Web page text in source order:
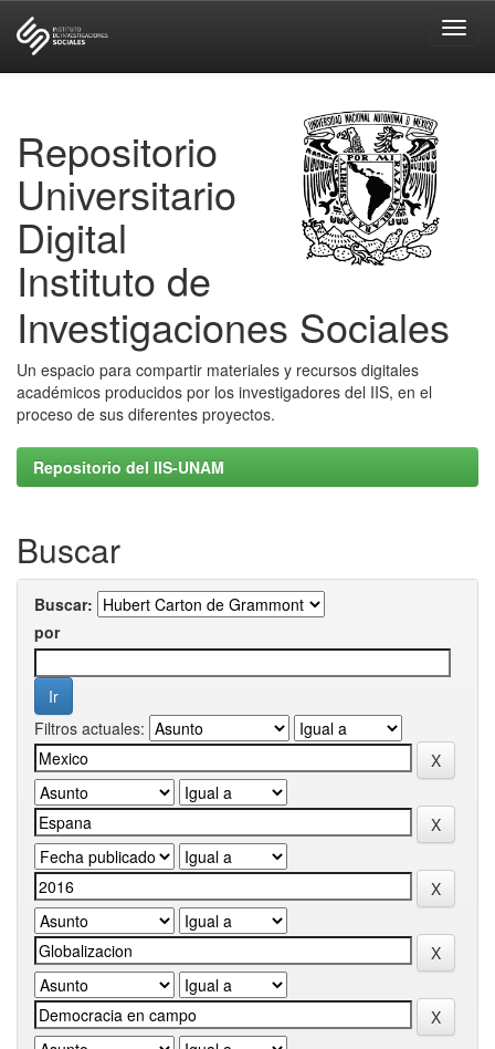
Repositorio
Universitario
Digital
Instituto de
Investigaciones Sociales
Un espacio para compartir materiales y recursos digitales
académicos producidos por los investigadores del IIS, en el
proceso de sus diferentes proyectos.
Repositorio del IIS-UNAM
Buscar
Buscar:
por
Filtros actuales: